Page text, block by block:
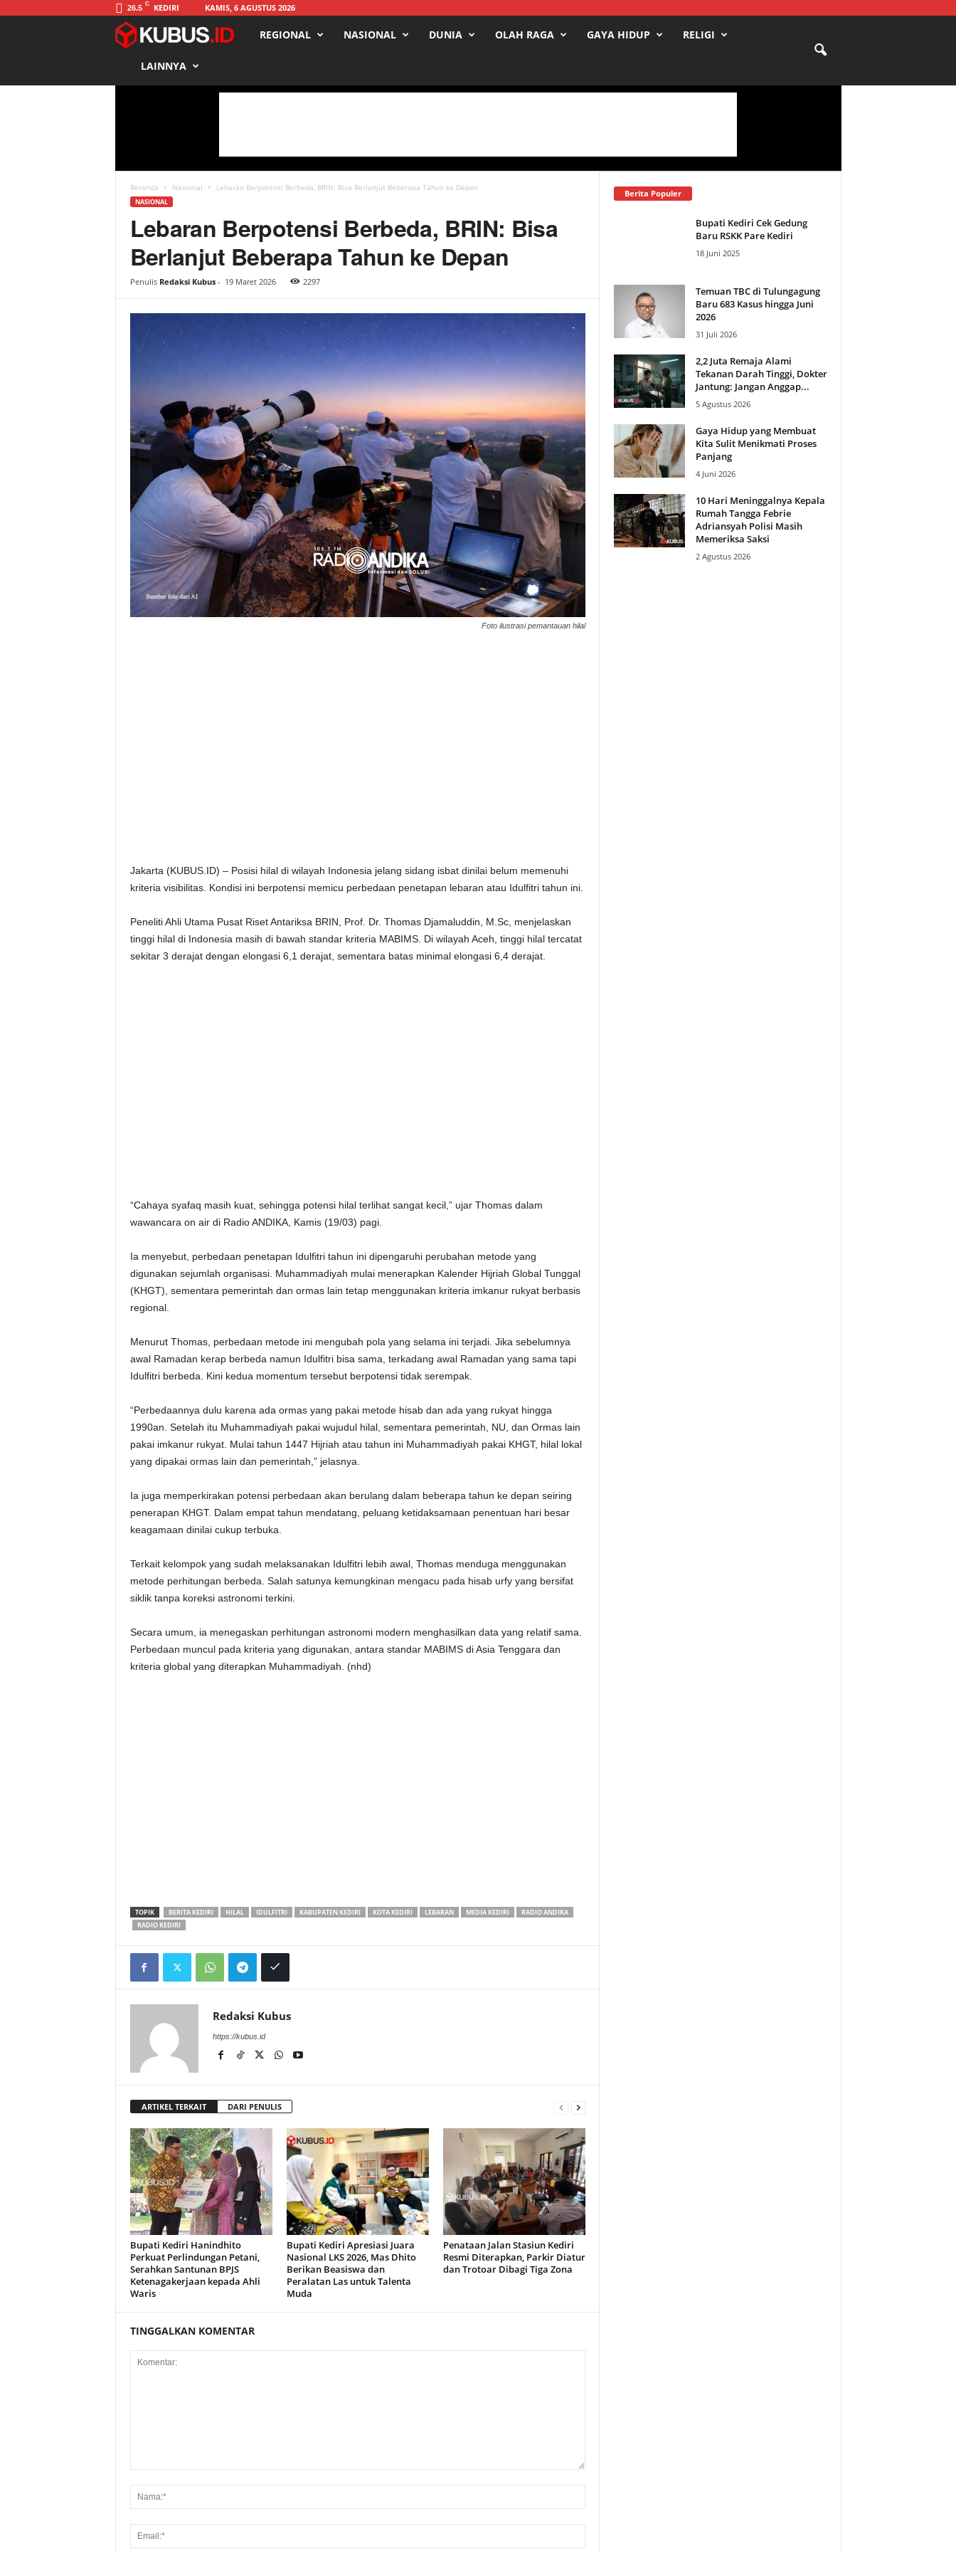
26.5 C KEDIRI KAMIS, 6 AGUSTUS 2026
s
REGIONAL NASIONAL DUNIA OLAH RAGA GAYA HIDUP RELIGI
LAINNYA
Beranda Nasional Lebaran Berpotensi Berbeda, BRIN: Bisa Berlanjut Beberapa Tahun ke Depan
NASIONAL
Lebaran Berpotensi Berbeda, BRIN: Bisa
Berlanjut Beberapa Tahun ke Depan
Penulis Redaksi Kubus- 19 Maret 2026 2297
Foto ilustrasi pemantauan hilal
Jakarta (KUBUS.ID) – Posisi hilal di wilayah Indonesia jelang sidang isbat dinilai belum memenuhi
kriteria visibilitas. Kondisi ini berpotensi memicu perbedaan penetapan lebaran atau Idulfitri tahun ini.
Peneliti Ahli Utama Pusat Riset Antariksa BRIN, Prof. Dr. Thomas Djamaluddin, M.Sc, menjelaskan
tinggi hilal di Indonesia masih di bawah standar kriteria MABIMS. Di wilayah Aceh, tinggi hilal tercatat
sekitar 3 derajat dengan elongasi 6,1 derajat, sementara batas minimal elongasi 6,4 derajat.
“Cahaya syafaq masih kuat, sehingga potensi hilal terlihat sangat kecil,” ujar Thomas dalam
wawancara on air di Radio ANDIKA, Kamis (19/03) pagi.
Ia menyebut, perbedaan penetapan Idulfitri tahun ini dipengaruhi perubahan metode yang
digunakan sejumlah organisasi. Muhammadiyah mulai menerapkan Kalender Hijriah Global Tunggal
(KHGT), sementara pemerintah dan ormas lain tetap menggunakan kriteria imkanur rukyat berbasis
regional.
Menurut Thomas, perbedaan metode ini mengubah pola yang selama ini terjadi. Jika sebelumnya
awal Ramadan kerap berbeda namun Idulfitri bisa sama, terkadang awal Ramadan yang sama tapi
Idulfitri berbeda. Kini kedua momentum tersebut berpotensi tidak serempak.
“Perbedaannya dulu karena ada ormas yang pakai metode hisab dan ada yang rukyat hingga
1990an. Setelah itu Muhammadiyah pakai wujudul hilal, sementara pemerintah, NU, dan Ormas lain
pakai imkanur rukyat. Mulai tahun 1447 Hijriah atau tahun ini Muhammadiyah pakai KHGT, hilal lokal
yang dipakai ormas lain dan pemerintah,” jelasnya.
Ia juga memperkirakan potensi perbedaan akan berulang dalam beberapa tahun ke depan seiring
penerapan KHGT. Dalam empat tahun mendatang, peluang ketidaksamaan penentuan hari besar
keagamaan dinilai cukup terbuka.
Terkait kelompok yang sudah melaksanakan Idulfitri lebih awal, Thomas menduga menggunakan
metode perhitungan berbeda. Salah satunya kemungkinan mengacu pada hisab urfy yang bersifat
siklik tanpa koreksi astronomi terkini.
Secara umum, ia menegaskan perhitungan astronomi modern menghasilkan data yang relatif sama.
Perbedaan muncul pada kriteria yang digunakan, antara standar MABIMS di Asia Tenggara dan
kriteria global yang diterapkan Muhammadiyah. (nhd)
TOPIK BERITA KEDIRI HILAL IDULFITRI KABUPATEN KEDIRI KOTA KEDIRI LEBARAN MEDIA KEDIRI
RADIO ANDIKA
RADIO KEDIRI
Redaksi Kubus
https://kubus.id
ARTIKEL TERKAIT DARI PENULIS
Bupati Kediri Hanindhito
Perkuat Perlindungan Petani,
Serahkan Santunan BPJS
Ketenagakerjaan kepada Ahli
Waris
Bupati Kediri Apresiasi Juara
Nasional LKS 2026, Mas Dhito
Berikan Beasiswa dan
Peralatan Las untuk Talenta
Muda
Penataan Jalan Stasiun Kediri
Resmi Diterapkan, Parkir Diatur
dan Trotoar Dibagi Tiga Zona
TINGGALKAN KOMENTAR
Berita Populer
Bupati Kediri Cek Gedung
Baru RSKK Pare Kediri
18 Juni 2025
Temuan TBC di Tulungagung
Baru 683 Kasus hingga Juni
2026
31 Juli 2026
2,2 Juta Remaja Alami
Tekanan Darah Tinggi, Dokter
Jantung: Jangan Anggap...
5 Agustus 2026
Gaya Hidup yang Membuat
Kita Sulit Menikmati Proses
Panjang
4 Juni 2026
10 Hari Meninggalnya Kepala
Rumah Tangga Febrie
Adriansyah Polisi Masih
Memeriksa Saksi
2 Agustus 2026